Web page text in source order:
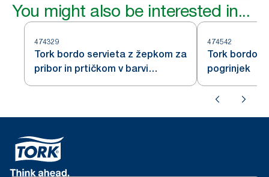
You might also be interested in...
474329
Tork bordo servieta z žepkom za
pribor in prtičkom v barvi
slonovine
474542
Tork bordo
pogrinjek